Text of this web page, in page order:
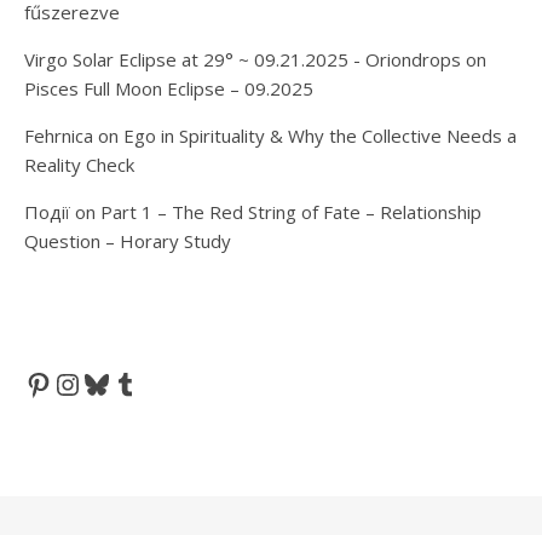
fűszerezve
Virgo Solar Eclipse at 29° ~ 09.21.2025 - Oriondrops on
Pisces Full Moon Eclipse – 09.2025
Fehrnica on Ego in Spirituality & Why the Collective Needs a
Reality Check
Події on Part 1 – The Red String of Fate – Relationship
Question – Horary Study
Pinterest
Instagram
BlueskyTumblr